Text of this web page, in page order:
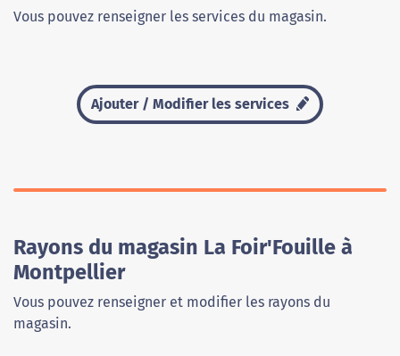
Vous pouvez renseigner les services du magasin.
Ajouter / Modifier les services
Rayons du magasin La Foir'Fouille à
Montpellier
Vous pouvez renseigner et modifier les rayons du
magasin.